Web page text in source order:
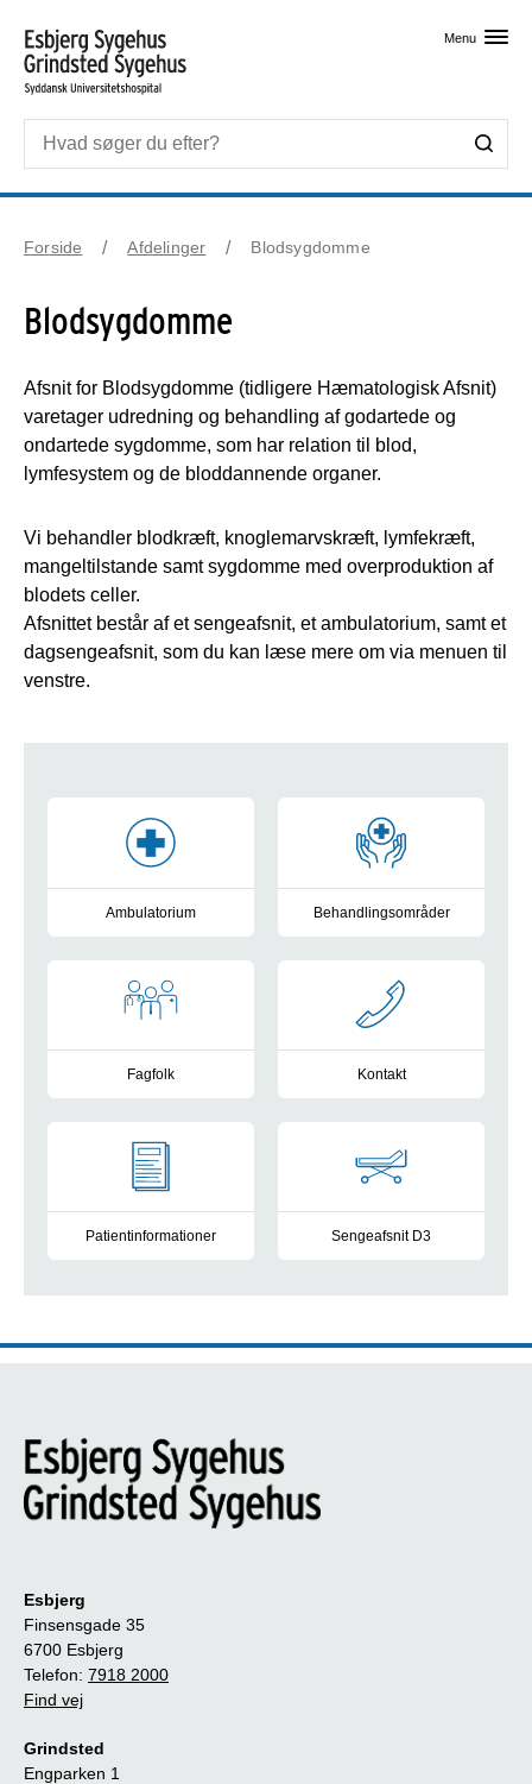
Menu
Forside Afdelinger Blodsygdomme
Blodsygdomme
Afsnit for Blodsygdomme (tidligere Hæmatologisk Afsnit)
varetager udredning og behandling af godartede og
ondartede sygdomme, som har relation til blod,
lymfesystem og de bloddannende organer.
Vi behandler blodkræft, knoglemarvskræft, lymfekræft,
mangeltilstande samt sygdomme med overproduktion af
blodets celler.
Afsnittet består af et sengeafsnit, et ambulatorium, samt et
dagsengeafsnit, som du kan læse mere om via menuen til
venstre.
Ambulatorium Behandlingsområder
Fagfolk Kontakt
Patientinformationer Sengeafsnit D3
Esbjerg
Finsensgade 35
6700 Esbjerg
Telefon: 7918 2000
Find vej
Grindsted
Engparken 1